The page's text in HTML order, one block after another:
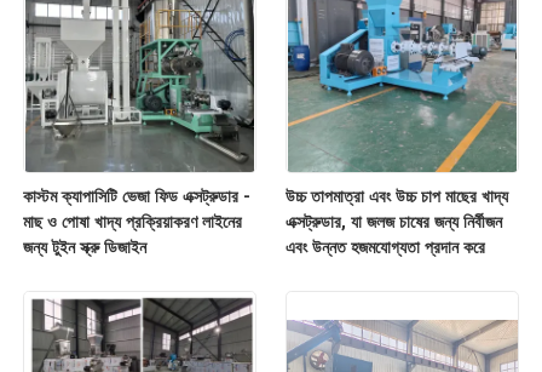
কাস্টম ক্যাপাসিটি ভেজা ফিড এক্সট্রুডার -
মাছ ও পোষা খাদ্য প্রক্রিয়াকরণ লাইনের
জন্য টুইন স্ক্রু ডিজাইন
উচ্চ তাপমাত্রা এবং উচ্চ চাপ মাছের খাদ্য
এক্সট্রুডার, যা জলজ চাষের জন্য নির্বীজন
এবং উন্নত হজমযোগ্যতা প্রদান করে